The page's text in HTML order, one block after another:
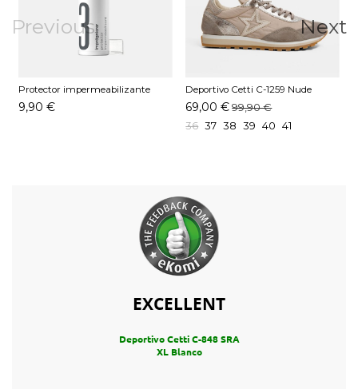
Previous
Protector impermeabilizante
Pedag 250 ML
9,90 €
Deportivo Cetti C-1259 Nude
69,00 € 99,90 €
36 37 38 39 40 41
Next
EXCELLENT
Deportivo Cetti C-848 SRA
XL Blanco